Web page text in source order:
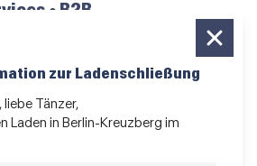
• B2B
bestellen
zur Ladenschließung
liebe Tänzer,
Laden in Berlin-Kreuzberg im